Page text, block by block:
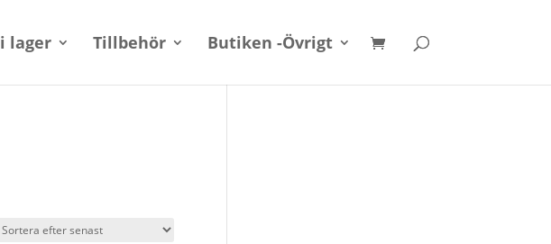
lager Tillbehör Butiken -Övrigt